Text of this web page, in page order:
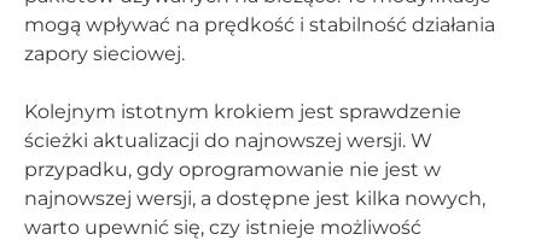
mogą wpływać na prędkość i stabilność działania
zapory sieciowej.
Kolejnym istotnym krokiem jest sprawdzenie
ścieżki aktualizacji do najnowszej wersji. W
przypadku, gdy oprogramowanie nie jest w
najnowszej wersji, a dostępne jest kilka nowych,
warto upewnić się, czy istnieje możliwość